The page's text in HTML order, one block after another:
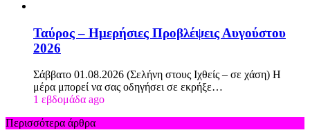
Ταύρος – Ημερήσιες Προβλέψεις Αυγούστου
2026
Σάββατο 01.08.2026 (Σελήνη στους Ιχθείς – σε χάση) Η
μέρα μπορεί να σας οδηγήσει σε εκρήξε…
1 εβδομάδα ago
Περισσότερα άρθρα